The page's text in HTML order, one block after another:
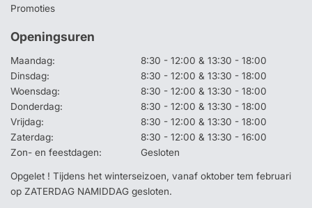
Promoties
Openingsuren
Maandag:
8:30 - 12:00 & 13:30 - 18:00
Dinsdag:
8:30 - 12:00 & 13:30 - 18:00
Woensdag:
8:30 - 12:00 & 13:30 - 18:00
Donderdag:
8:30 - 12:00 & 13:30 - 18:00
Vrijdag:
8:30 - 12:00 & 13:30 - 18:00
Zaterdag:
8:30 - 12:00 & 13:30 - 16:00
Zon- en feestdagen:
Gesloten
Opgelet ! Tijdens het winterseizoen, vanaf oktober tem februari
op ZATERDAG NAMIDDAG gesloten.